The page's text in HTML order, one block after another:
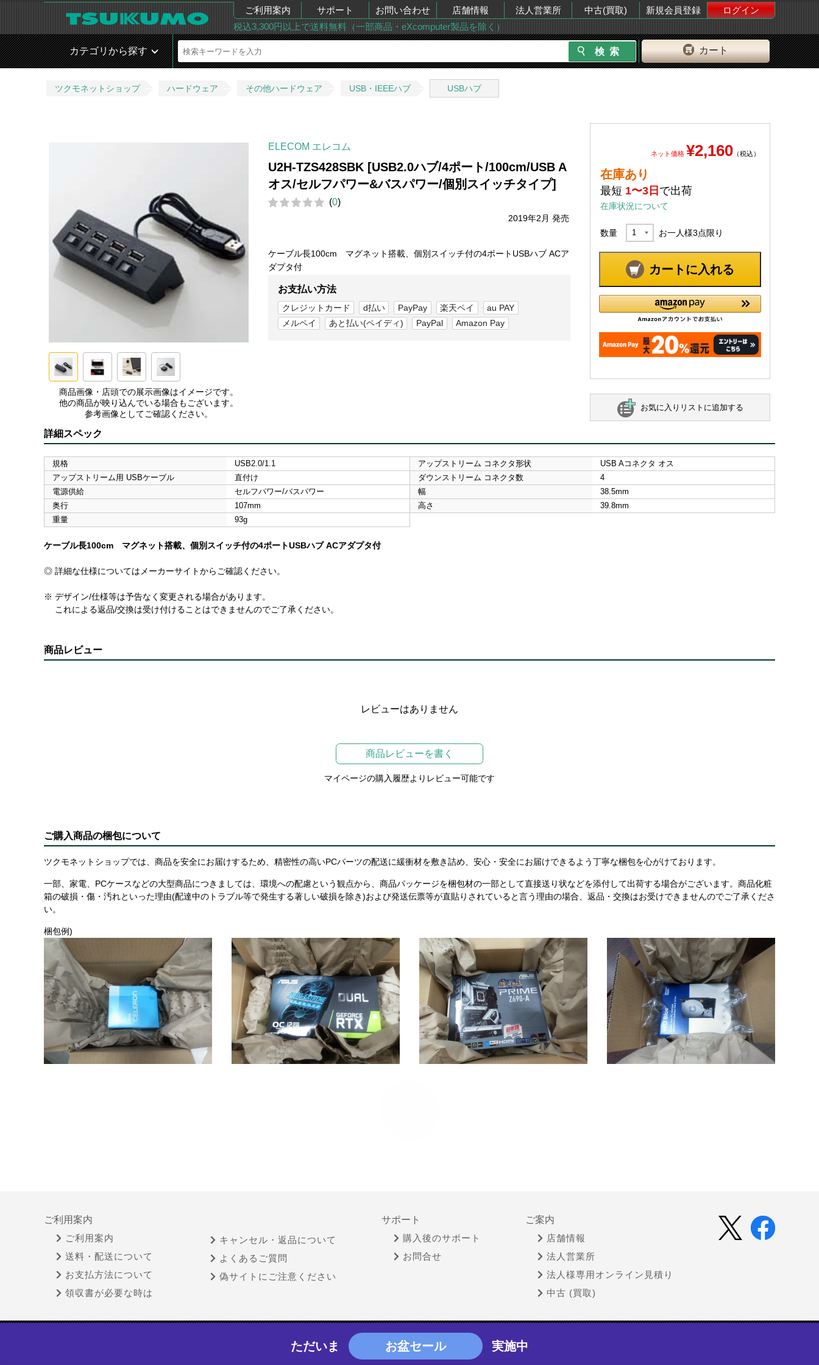
ご利用案内 サポート お問い合わせ 店舗情報 法人営業所 中古(買取) 新規会員登録
ログイン
税込3,300円以上で送料無料（一部商品・eXcomputer製品を除く）
カート
カテゴリから探す
ツクモネットショップ ハードウェア その他ハードウェア USB・IEEEハブ USBハブ
商品画像・店頭での展示画像はイメージです。
他の商品が映り込んでいる場合もございます。
参考画像としてご確認ください。
ELECOM エレコム
U2H-TZS428SBK [USB2.0ハブ/4ポート/100cm/USB A
オス/セルフパワー&バスパワー/個別スイッチタイプ]
(0)
2019年2月 発売
ケーブル長100cm マグネット搭載、個別スイッチ付の4ポートUSBハブ ACア
ダプタ付
お支払い方法
クレジットカード d払い PayPay 楽天ペイ
au PAY
メルペイ
あと払い(ペイディ) PayPal Amazon Pay
ネット価格 ¥2,160 （税込）
在庫あり
最短 1〜3日 で出荷
在庫状況について
数量 お一人様3点限り
カートに入れる
お気に入りリストに追加する
詳細スペック
規格 USB2.0/1.1 アップストリーム コネクタ形状
USB Aコネクタ オス
アップストリーム用 USBケーブル
直付け ダウンストリーム コネクタ数
4
電源供給
セルフパワー/バスパワー 幅
38.5mm
奥行
107mm 高さ
39.8mm
重量
93g
ケーブル長100cm マグネット搭載、個別スイッチ付の4ポートUSBハブ ACアダプタ付
◎ 詳細な仕様についてはメーカーサイトからご確認ください。
※ デザイン/仕様等は予告なく変更される場合があります。
これによる返品/交換は受け付けることはできませんのでご了承ください。
商品レビュー
レビューはありません
商品レビューを書く
マイページの購入履歴よりレビュー可能です
ご購入商品の梱包について
ツクモネットショップでは、商品を安全にお届けするため、精密性の高いPCパーツの配送に緩衝材を敷き詰め、安心・安全にお届けできるよう丁寧な梱包を心がけております。
一部、家電、PCケースなどの大型商品につきましては、環境への配慮という観点から、商品パッケージを梱包材の一部として直接送り状などを添付して出荷する場合がございます。商品化粧
箱の破損・傷・汚れといった理由(配達中のトラブル等で発生する著しい破損を除き)および発送伝票等が直貼りされていると言う理由の場合、返品・交換はお受けできませんのでご了承くださ
い。
梱包例)
ご利用案内
ご利用案内
送料・配送について
お支払方法について
領収書が必要な時は
キャンセル・返品について
よくあるご質問
偽サイトにご注意ください
サポート
購入後のサポート
お問合せ
ご案内
店舗情報
法人営業所
法人様専用オンライン見積り
中古 (買取)
サイトポリシー
Copyright © YAMADA-DENKI Co., Ltd. All rights reserved.
ただいま お盆セール 実施中